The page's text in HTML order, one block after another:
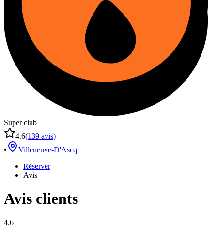
Super club
4.6(139 avis)
•
Villeneuve-D'Ascq
Réserver
Avis
Avis clients
4.6